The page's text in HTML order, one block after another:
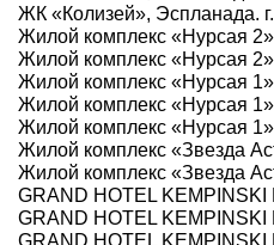
ЖК «Колизей», Эспланада.
Жилой комплекс «Нурсая
Жилой комплекс «Нурсая
Жилой комплекс «Нурсая
Жилой комплекс «Нурсая
Жилой комплекс «Нурсая
Жилой комплекс «Звезда
Жилой комплекс «Звезда
GRAND HOTEL KEMPINSKI
GRAND HOTEL KEMPINSKI